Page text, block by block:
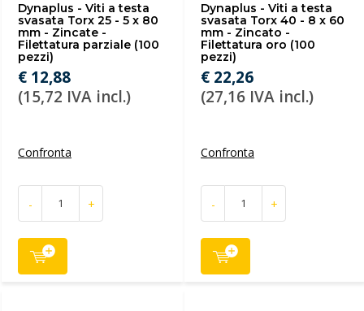
Dynaplus - Viti a testa
svasata Torx 25 - 5 x 80
mm - Zincate -
Filettatura parziale (100
pezzi)
€ 12,88
(15,72 IVA incl.)
Confronta
- +
Dynaplus - Viti a testa
svasata Torx 40 - 8 x 60
mm - Zincato -
Filettatura oro (100
pezzi)
€ 22,26
(27,16 IVA incl.)
Confronta
- +